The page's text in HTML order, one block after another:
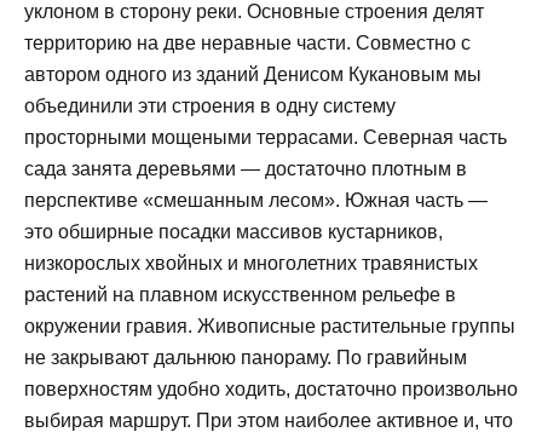
уклоном в сторону реки. Основные строения делят
территорию на две неравные части. Совместно с
автором одного из зданий Денисом Кукановым мы
объединили эти строения в одну систему
просторными мощеными террасами. Северная часть
сада занята деревьями — достаточно плотным в
перспективе «смешанным лесом». Южная часть —
это обширные посадки массивов кустарников,
низкорослых хвойных и многолетних травянистых
растений на плавном искусственном рельефе в
окружении гравия. Живописные растительные группы
не закрывают дальнюю панораму. По гравийным
поверхностям удобно ходить, достаточно произвольно
выбирая маршрут. При этом наиболее активное и, что